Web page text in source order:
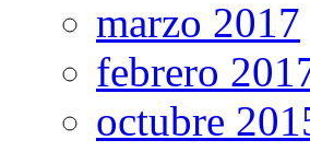
marzo 2017
febrero
octubre